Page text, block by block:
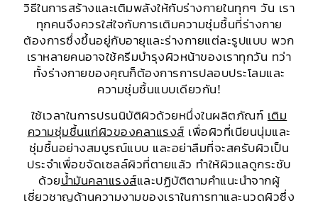
วิธีในการสร้างและเติมพลังให้กับร่างกายในทุกๆ วัน เรา
ทุกคนจึงควรใส่ใจกับการเติมความชุ่มชื้นที่ร่างกาย
ต้องการซึ่งขึ้นอยู่กับอายุและร่างกายแต่ละรูปแบบ พวก
เราหลายคนอาจใช้ครีมบำรุงผิวหน้าของเราทุกวัน ทว่า
ทั้งร่างกายของคุณก็ต้องการการปลอบประโลมและ
ความชุ่มชื้นแบบเดียวกัน!
ใช้เวลาในการปรนนิบัติผิวด้วยหนึ่งในผลิตภัณฑ์ เติม
ความชุ่มชื้นแก่ผิวของคลาแรงส์ เพื่อผิวที่เนียนนุ่มและ
ชุ่มชื้นอย่างสมบูรณ์แบบ และอย่าลืมที่จะสครับผิวเป็น
ประจำเพื่อขจัดเซลล์ผิวที่ตายแล้ว ทำให้ผิวแลดูกระชับ
ด้วยน้ำมันคลาแรงส์และปฏิบัติตามคำแนะนำจากผู้
เชี่ยวชาญด้านความงามของเราในการทาและนวดผิวซึ่ง